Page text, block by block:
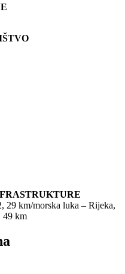
29 km/morska luka – Rijeka,
49 km